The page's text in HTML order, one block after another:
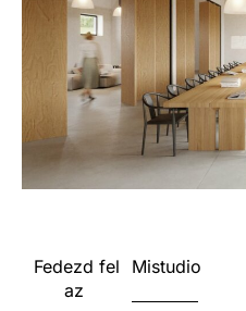
Fedezd fel
az
Mistudio